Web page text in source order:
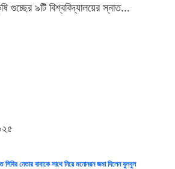
গুচ্ছের ৯টি বিশ্ববিদ্যালয়ের স্নাত…
নেতার বাবাকে সাথে নিয়ে মনোনয়ন জমা দিলেন বুলবুল